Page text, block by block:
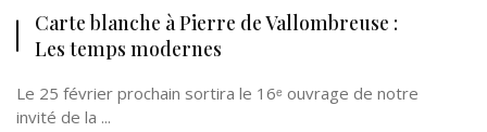
Carte blanche à Pierre de Vallombreuse :
Les temps modernes
Le 25 février prochain sortira le 16ᵉ ouvrage de notre
invité de la ...